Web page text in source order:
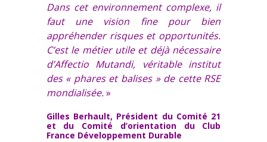
Dans cet environnement complexe, il
faut une vision fine pour bien
appréhender risques et opportunités.
C’est le métier utile et déjà nécessaire
d’Affectio Mutandi, véritable institut
des « phares et balises » de cette RSE
mondialisée.»
Gilles Berhault, Président du Comité 21
et du Comité d’orientation du Club
France Développement Durable